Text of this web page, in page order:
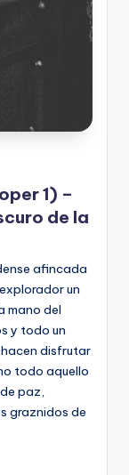
1) –
de la
afincada
un
mano del
y todo un
disfrutar
todo aquello
paz,
graznidos de